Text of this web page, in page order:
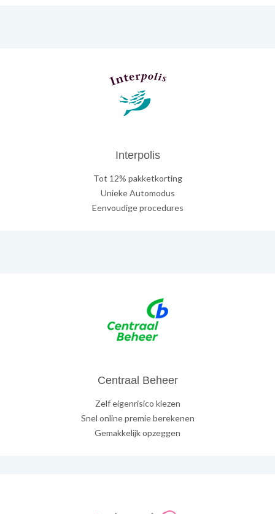
Interpolis
Tot 12% pakketkorting
Unieke Automodus
Eenvoudige procedures
Centraal Beheer
Zelf eigenrisico kiezen
Snel online premie berekenen
Gemakkelijk opzeggen